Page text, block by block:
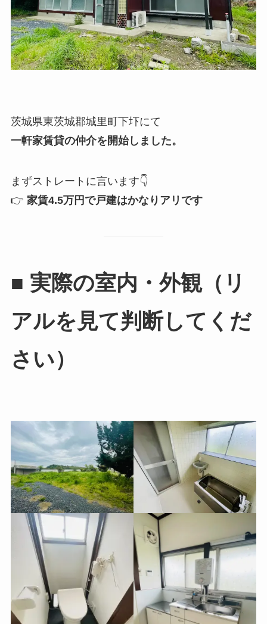
茨城県東茨城郡城里町下圷にて
一軒家賃貸の仲介を開始しました。
まずストレートに言います👇
👉 家賃4.5万円で戸建はかなりアリです
■ 実際の室内・外観（リ
アルを見て判断してくだ
さい）